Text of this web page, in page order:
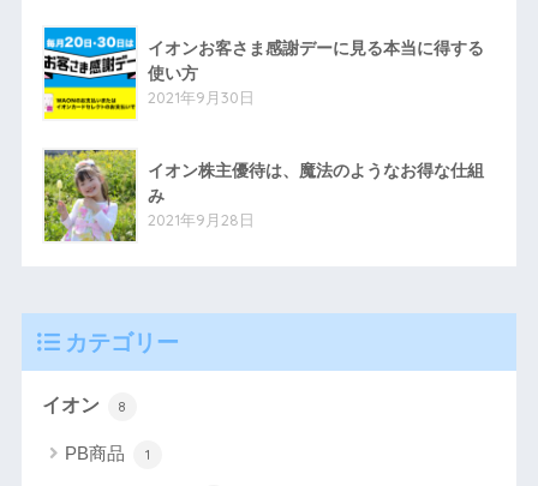
イオンお客さま感謝デーに見る本当に得する
使い方
2021年9月30日
イオン株主優待は、魔法のようなお得な仕組
み
2021年9月28日
カテゴリー
イオン 8
PB商品 1